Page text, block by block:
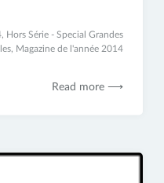
Hors Série - Special Grandes
Magazine de l'année 2014
Read more ⟶